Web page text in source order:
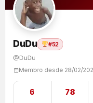
DuDu #52
@DuDu
Membro desde 28/02/
6 78